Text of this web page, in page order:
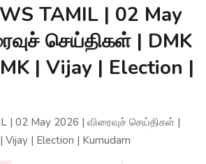
TAMIL | 02 May
செய்திகள் | DMK
| Vijay | Election |
| 02 May 2026 | விரைவுச் செய்திகள் |
| Election | Kumudam